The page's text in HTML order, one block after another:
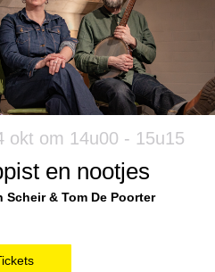
en nootjes
Scheir & Tom De Poorter
okt om 14u00 - 15u15